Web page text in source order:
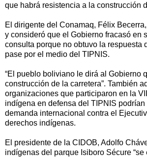
que habrá resistencia a la construcción
El dirigente del Conamaq, Félix
y consideró que el Gobierno fracasó en
consulta porque no obtuvo la respuesta
pase por el medio del TIPNIS.
“El pueblo boliviano le dirá al Gobierno
construcción de la carretera”. También
organizaciones que participaron en la
indígena en defensa del TIPNIS podrían
demanda internacional contra el
derechos indígenas.
El presidente de la CIDOB, Adolfo
indígenas del parque Isiboro Sécure